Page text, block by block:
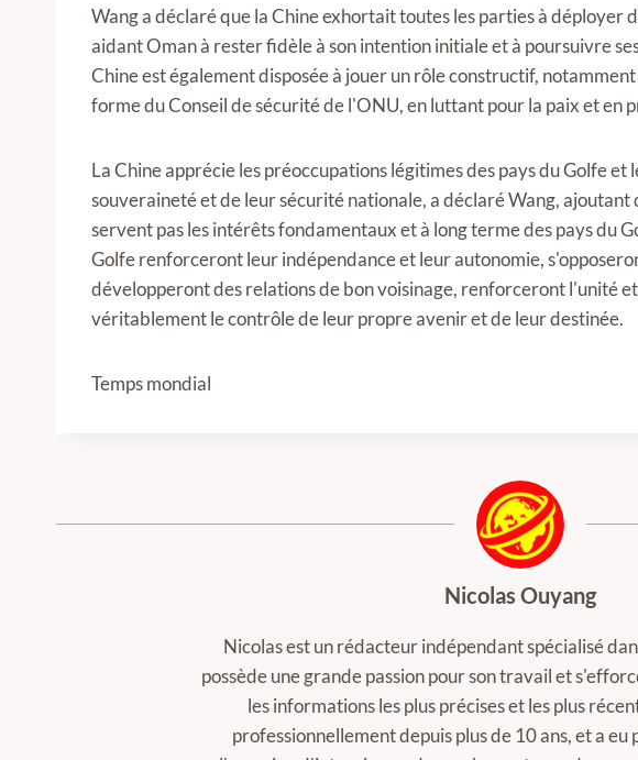
Wang a déclaré que la Chine exhortait toutes les parties à déployer
aidant Oman à rester fidèle à son intention initiale et à poursuivre
Chine est également disposée à jouer un rôle constructif,
forme du Conseil de sécurité de l'ONU, en luttant pour la paix et en
La Chine apprécie les préoccupations légitimes des pays du Golfe
souveraineté et de leur sécurité nationale, a déclaré Wang, ajoutant
servent pas les intérêts fondamentaux et à long terme des pays du
Golfe renforceront leur indépendance et leur autonomie,
développeront des relations de bon voisinage, renforceront l'unité
véritablement le contrôle de leur propre avenir et de leur destinée.
Temps mondial
Nicolas Ouyang
Nicolas est un rédacteur indépendant spécialisé
possède une grande passion pour son travail et
les informations les plus précises et les plus
professionnellement depuis plus de 10 ans, et a